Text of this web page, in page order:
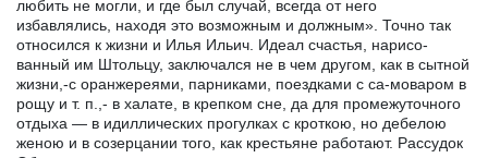
любить не могли, и где был случай, всегда от него
избавлялись, находя это возможным и должным». Точно так
относился к жизни и Илья Ильич. Идеал счастья, нарисо-
ванный им Штольцу, заключался не в чем другом, как в сытной
жизни,-с оранжереями, парниками, поездками с са-моваром в
рощу и т. п.,- в халате, в крепком сне, да для промежуточного
отдыха — в идиллических прогулках с кроткою, но дебелою
женою и в созерцании того, как крестьяне работают. Рассудок